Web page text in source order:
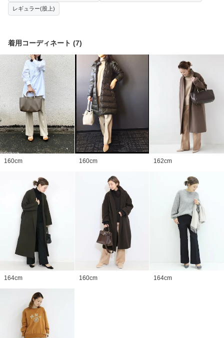
レギュラー(股上)
着用コーディネート (7)
160cm 160cm 162cm
164cm 160cm 164cm